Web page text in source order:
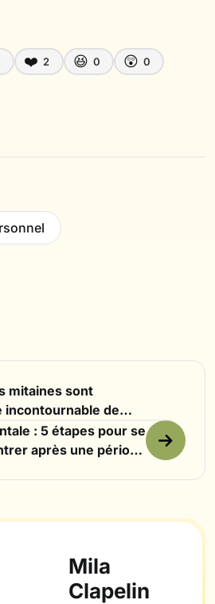
❤️ 2 😆 0 😲 0
mitaines sont
incontournable de
?
: 5 étapes pour se
après une période
Mila
Clapelin